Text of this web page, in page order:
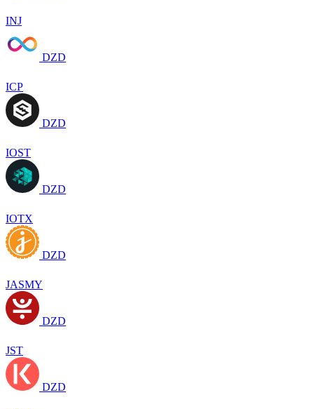
INJ
DZD
ICP
DZD
IOST
DZD
IOTX
DZD
JASMY
DZD
JST
DZD